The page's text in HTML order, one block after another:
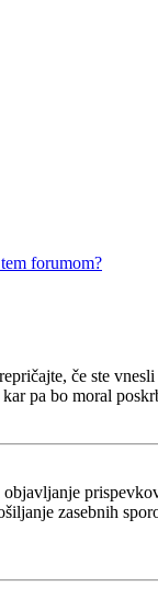
forumom?
če ste
pa bo moral
zasebnih